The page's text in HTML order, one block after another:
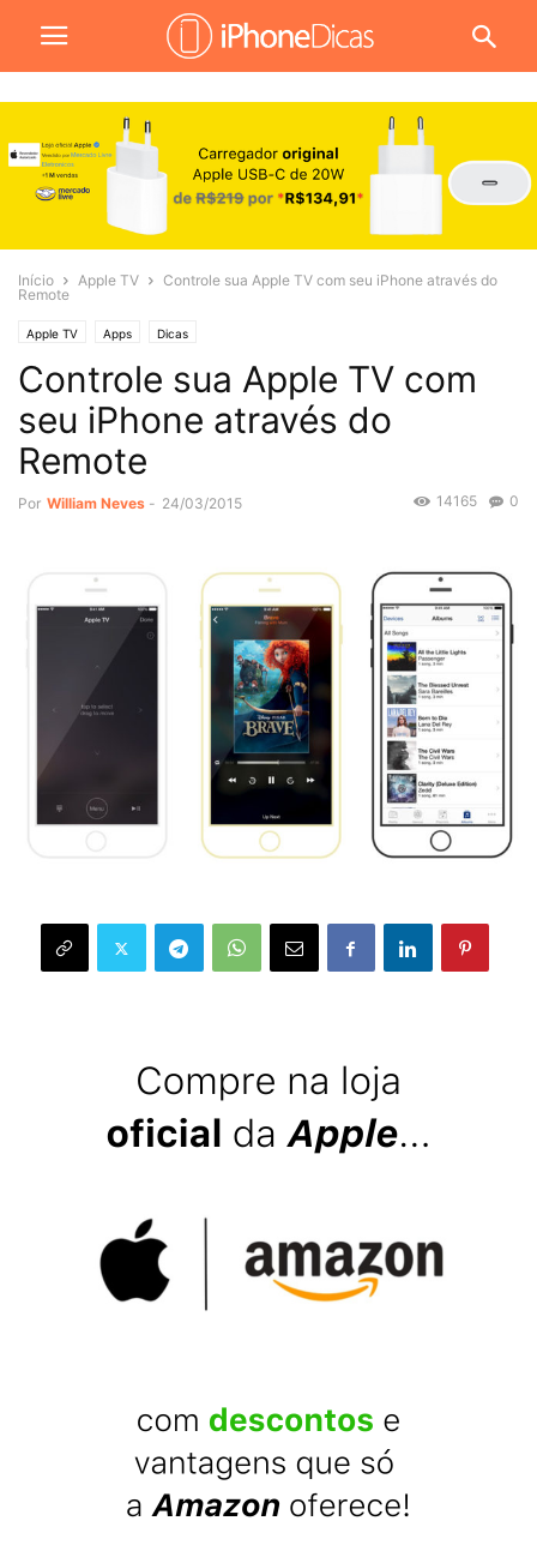
Início Apple TV
Controle sua Apple TV com seu iPhone através do
Remote
Apple TV Apps Dicas
Controle sua Apple TV com
seu iPhone através do
Remote
Por William Neves - 24/03/2015 0
14165